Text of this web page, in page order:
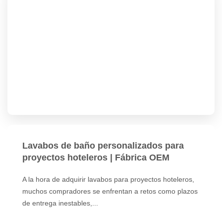
Lavabos de baño personalizados para
proyectos hoteleros | Fábrica OEM
A la hora de adquirir lavabos para proyectos hoteleros,
muchos compradores se enfrentan a retos como plazos
de entrega inestables,...